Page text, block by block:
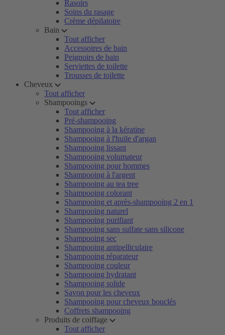
Rasoirs
Soins du rasage
Crème dépilatoire
Bain
Tout afficher
Accessoires de bain
Peignoirs de bain
Serviettes de toilette
Trousses de toilette
Cheveux
Tout afficher
Shampooings
Tout afficher
Pré-shampooing
Shampooing à la kératine
Shampooing à l'huile d'argan
Shampooing lissant
Shampooing volumateur
Shampooing pour hommes
Shampooing à l'argent
Shampooing au tea tree
Shampooing colorant
Shampooing et après-shampooing 2 en 1
Shampooing naturel
Shampooing purifiant
Shampooing sans sulfate sans silicone
Shampooing sec
Shampooing antipelliculaire
Shampooing réparateur
Shampooing couleur
Shampooing hydratant
Shampooing solide
Savon pour les cheveux
Shampooing pour cheveux bouclés
Coffrets shampooing
Produits de coiffage
Tout afficher